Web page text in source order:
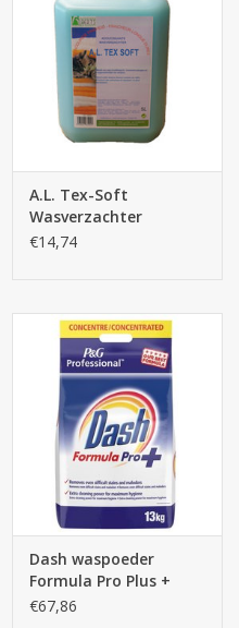
A.L. Tex-Soft
Wasverzachter
€14,74
Dash waspoeder
Formula Pro Plus +
13kg
€67,86